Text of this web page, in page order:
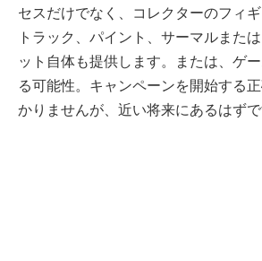
セスだけでなく、コレクターのフィ
トラック、パイント、サーマルまた
ット自体も提供します。または、ゲ
る可能性。キャンペーンを開始する
かりませんが、近い将来にあるはずで